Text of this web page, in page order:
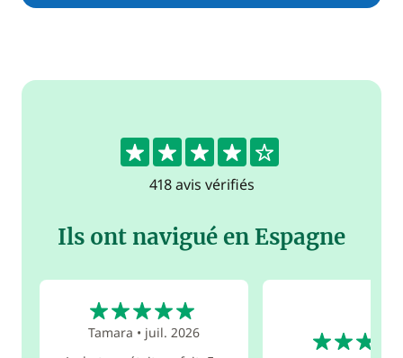
4.4
418 avis vérifiés
Ils ont navigué en Espagne
Tamara • juil. 2026